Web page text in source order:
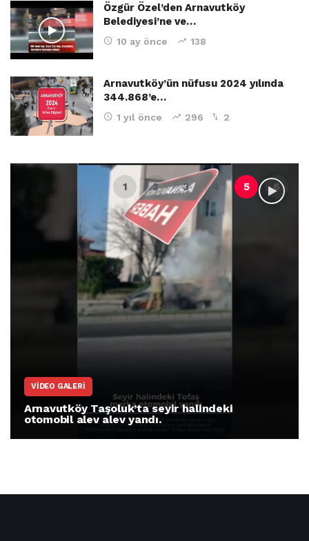
Özgür Özel’den Arnavutköy
Belediyesi’ne ve…
10 ay önce 138
Arnavutköy’ün nüfusu 2024 yılında
344.868’e…
1 yıl önce 296 2
VIDEO GALERI
Arnavutköy Taşoluk’ta seyir halindeki
otomobil alev alev yandı.